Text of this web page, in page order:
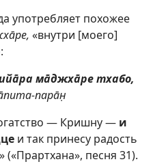
употребляет похожее
«внутри [моего]
мāджхāретхабо,
парāн̣
— Кришну — и
и так принесу радость
песня 31).